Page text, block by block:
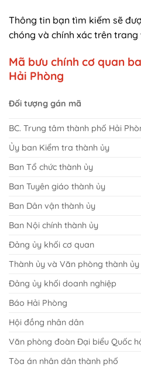
Thông tin bạn tìm kiếm sẽ
chóng và chính xác trên trang
Mã bưu chính cơ quan
Hải Phòng
Đối tượng gán mã
BC. Trung tâm thành phố Hải
Ủy ban Kiểm tra thành ủy
Ban Tổ chức thành ủy
Ban Tuyên giáo thành ủy
Ban Dân vận thành ủy
Ban Nội chính thành ủy
Đảng ủy khối cơ quan
Thành ủy và Văn phòng thành ủy
Đảng ủy khối doanh nghiệp
Báo Hải Phòng
Hội đồng nhân dân
Văn phòng đoàn Đại biểu Quốc
Tòa án nhân dân thành phố